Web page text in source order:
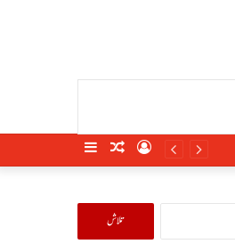
SidebarRandomLog
تلاش
کریں